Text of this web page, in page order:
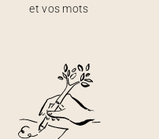
et vos mots